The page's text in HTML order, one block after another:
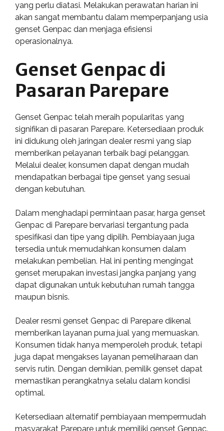
yang perlu diatasi. Melakukan perawatan harian ini
akan sangat membantu dalam memperpanjang usia
genset Genpac dan menjaga efisiensi
operasionalnya.
Genset Genpac di
Pasaran Parepare
Genset Genpac telah meraih popularitas yang
signifikan di pasaran Parepare. Ketersediaan produk
ini didukung oleh jaringan dealer resmi yang siap
memberikan pelayanan terbaik bagi pelanggan.
Melalui dealer, konsumen dapat dengan mudah
mendapatkan berbagai tipe genset yang sesuai
dengan kebutuhan.
Dalam menghadapi permintaan pasar, harga genset
Genpac di Parepare bervariasi tergantung pada
spesifikasi dan tipe yang dipilih. Pembiayaan juga
tersedia untuk memudahkan konsumen dalam
melakukan pembelian. Hal ini penting mengingat
genset merupakan investasi jangka panjang yang
dapat digunakan untuk kebutuhan rumah tangga
maupun bisnis.
Dealer resmi genset Genpac di Parepare dikenal
memberikan layanan purna jual yang memuaskan.
Konsumen tidak hanya memperoleh produk, tetapi
juga dapat mengakses layanan pemeliharaan dan
servis rutin. Dengan demikian, pemilik genset dapat
memastikan perangkatnya selalu dalam kondisi
optimal.
Ketersediaan alternatif pembiayaan mempermudah
masyarakat Parepare untuk memiliki genset Genpac.